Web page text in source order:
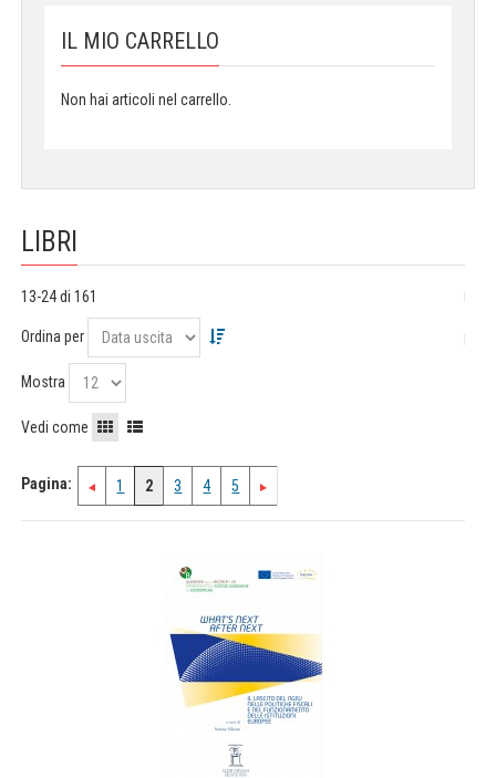
IL MIO CARRELLO
Non hai articoli nel carrello.
LIBRI
13-24 di 161
Ordina per
Mostra
Vedi come
Pagina: 1 2 3 4 5